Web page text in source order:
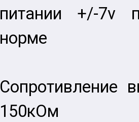
питании +/-7v
норме
Сопротивление
150кОм